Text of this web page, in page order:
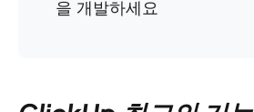
을 개발하세요